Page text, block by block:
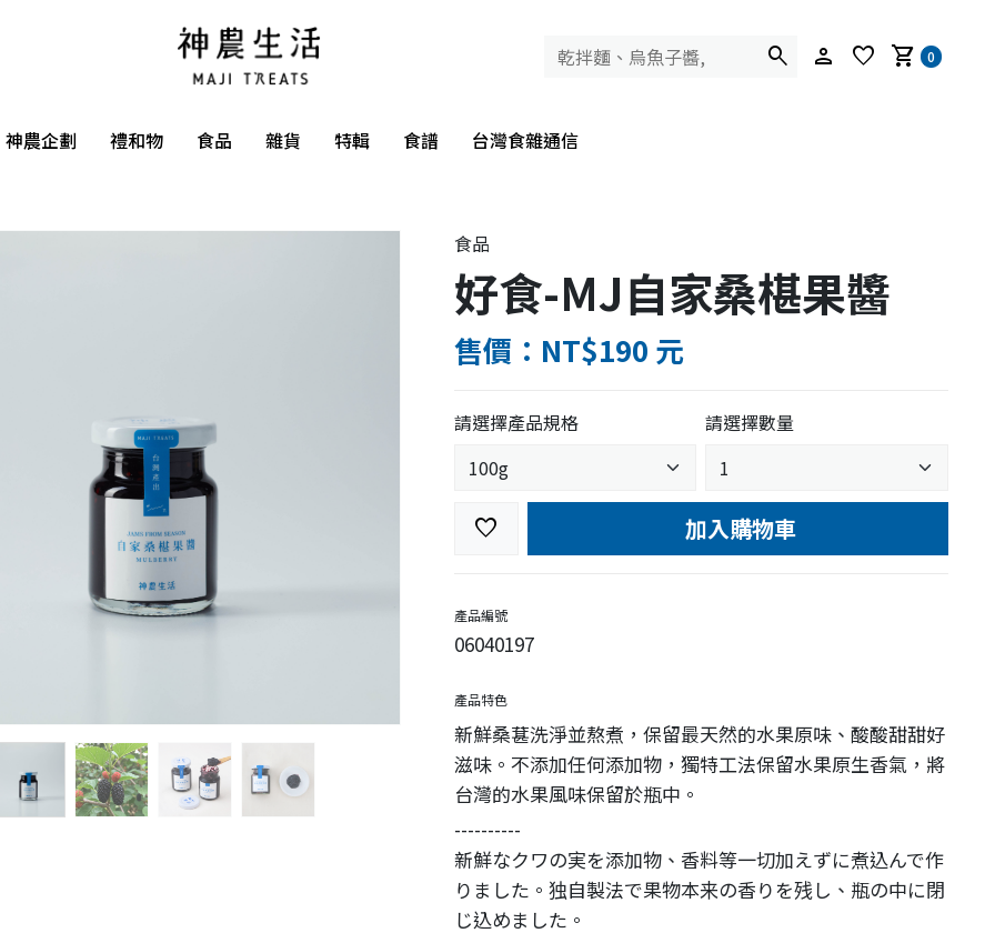
search person favorite shopping_cart 0
神農企劃 禮和物 食品 雜貨 特輯 食譜
台灣食雜通信
食品
好食-MJ自家桑椹果醬
售價：NT$190 元
請選擇產品規格 請選擇數量
favorite 加入購物車
產品編號
06040197
產品特色
新鮮桑葚洗淨並熬煮，保留最天然的水果原味、酸酸甜甜好
滋味。不添加任何添加物，獨特工法保留水果原生香氣，將
台灣的水果風味保留於瓶中。
----------
新鮮なクワの実を添加物、香料等一切加えずに煮込んで作
りました。独自製法で果物本来の香りを残し、瓶の中に閉
じ込めました。